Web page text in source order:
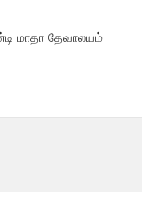
மாதா தேவாலயம்